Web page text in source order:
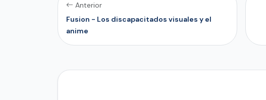
Anterior
Fusion - Los discapacitados visuales y el
anime